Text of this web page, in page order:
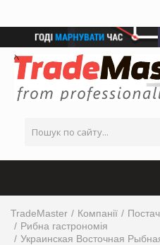
TradeMaster Компанії
Рибна гастрономія
Украинская Восточная